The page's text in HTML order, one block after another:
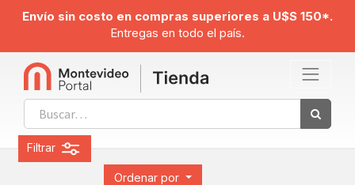
Envío sin costo en compras superiores a U$S 150*.
Entregas en todo el país.
Ordenar por
Filtrar